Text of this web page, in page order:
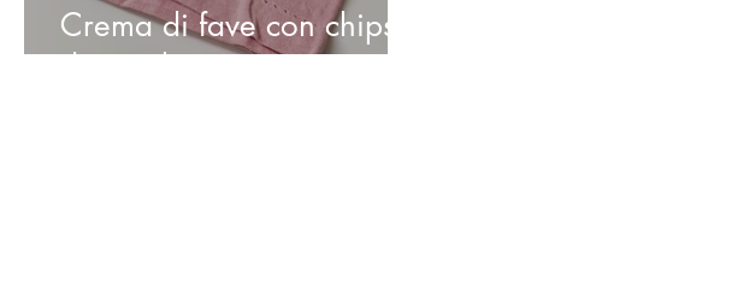
Crema di fave con chips
di cavolo nero